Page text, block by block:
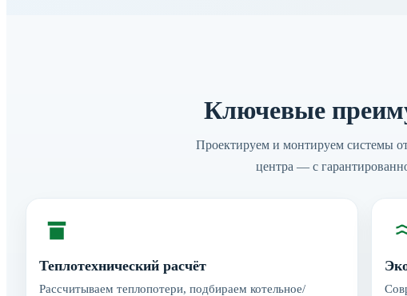
Ключевые
Проектируем и монтируем системы
центра — с
Теплотехнический расчёт
Рассчитываем теплопотери, подбираем котельное/